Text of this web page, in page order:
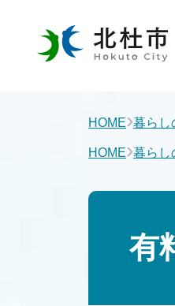
HOME›暮らし
HOME›暮らし
有